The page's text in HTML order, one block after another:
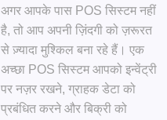
अगर आपके पास POS सिस्टम नहीं
है, तो आप अपनी ज़िंदगी को ज़रूरत
से ज़्यादा मुश्किल बना रहे हैं। एक
अच्छा POS सिस्टम आपको इन्वेंट्री
पर नज़र रखने, ग्राहक डेटा को
प्रबंधित करने और बिक्री को